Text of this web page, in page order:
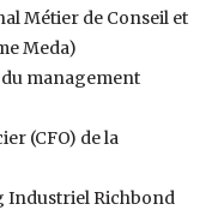
Métier de Conseil et
Meda)
du management
(CFO) de la
Industriel Richbond